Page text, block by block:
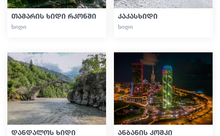
თამარის ხიდი რკონში
ᲮᲘᲓᲘ
კაკასხიდი
ᲮᲘᲓᲘ
დანდალოს ხიდი ანბანის კოშკი